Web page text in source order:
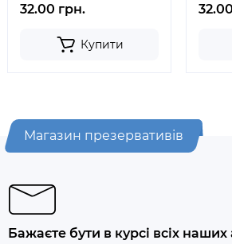
32.00 грн.
Купити
Магазин презервативів
Бажаєте бути в курсі всіх